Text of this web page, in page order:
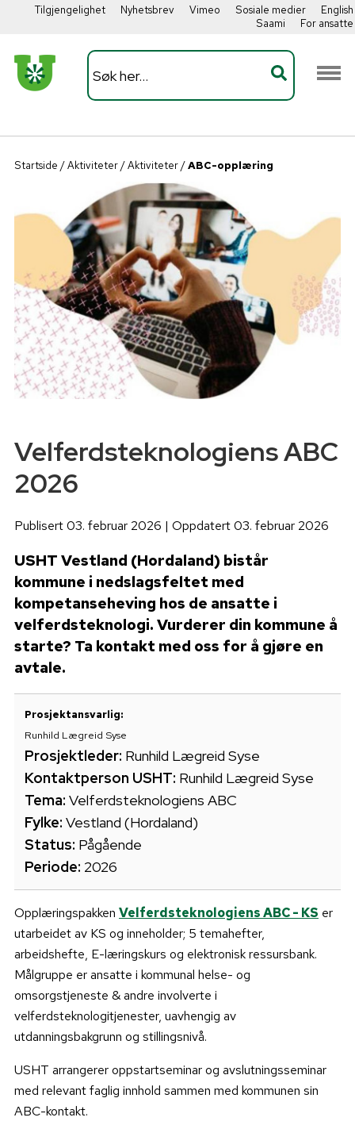
Tilgjengelighet Nyhetsbrev Vimeo Sosiale medier
English
Saami
For ansatte
Startside /Aktiviteter/Aktiviteter/ABC-opplæring
Velferdsteknologiens ABC
2026
Publisert 03. februar 2026 | Oppdatert 03. februar 2026
USHT Vestland (Hordaland) bistår
kommune i nedslagsfeltet med
kompetanseheving hos de ansatte i
velferdsteknologi. Vurderer din kommune å
starte? Ta kontakt med oss for å gjøre en
avtale.
Prosjektansvarlig:
Runhild Lægreid Syse
Prosjektleder: Runhild Lægreid Syse
Kontaktperson USHT: Runhild Lægreid Syse
Tema: Velferdsteknologiens ABC
Fylke: Vestland (Hordaland)
Status: Pågående
Periode: 2026
Opplæringspakken Velferdsteknologiens ABC - KS er
utarbeidet av KS og inneholder; 5 temahefter,
arbeidshefte, E-læringskurs og elektronisk ressursbank.
Målgruppe er ansatte i kommunal helse- og
omsorgstjeneste & andre involverte i
velferdsteknologitjenester, uavhengig av
utdanningsbakgrunn og stillingsnivå.
USHT arrangerer oppstartseminar og avslutningsseminar
med relevant faglig innhold sammen med kommunen sin
ABC-kontakt.